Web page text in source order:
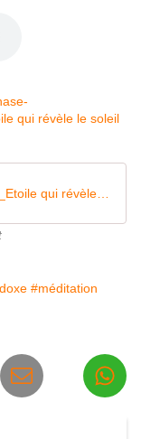
qui révèle le soleil
#méditation